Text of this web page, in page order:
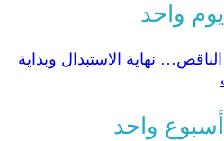
واحد
نهاية الاستبدال وبداية
واحد